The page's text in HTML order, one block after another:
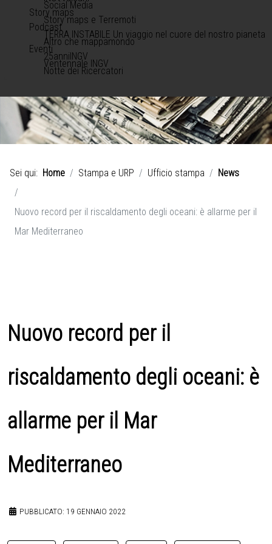
Social Media
Story maps
Story maps e Terremoti
Podcast
TERRA INSTABILE Un viaggio nel cuore del nostro pianeta
Altro che mappamondo
Eventi
25anniINGV
Ventennale INGV
Notte dei Ricercatori
Sei qui: Home Stampa e URP Ufficio stampa News
Nuovo record per il riscaldamento degli oceani: è allarme per il
Mar Mediterraneo
Nuovo record per il
riscaldamento degli oceani: è
allarme per il Mar
Mediterraneo
PUBBLICATO: 19 GENNAIO 2022